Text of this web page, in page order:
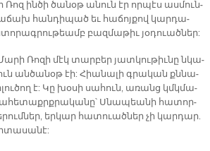
ին­ծի ծա­նօթ ա­նուն էր որ­պէս աս­մուն­
հան­դի­պած եւ հա­ճոյ­քով կար­դա­
բազ­մա­թիւ յօ­դուած­ներ:
Մա­րի Ռո­զի մէկ տար­բեր յատ­կու­թիւ­նը նկա­
ան­ծա­նօթ էի: Հիա­նա­լի գրա­կան քննա­
է: Կը խօ­սի սա­հուն, ա­ռանց կմկմա­
Սնա­պեա­նի հա­տոր­
եր­կար հա­տուած­ներ չի կար­դար.